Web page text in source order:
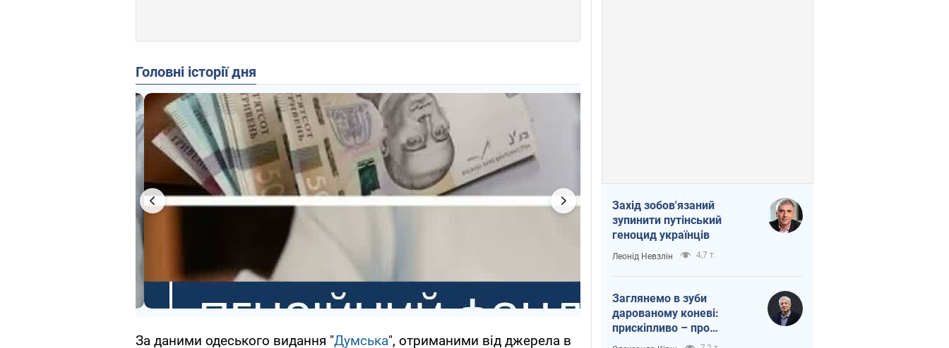
Головні історії дня
За даними одеського видання "Думська", отриманими від джерела в
Захід зобов'язаний
зупинити путінський
геноцид українців
Леонід Невзлін 4,7 т.
Заглянемо в зуби
дарованому коневі:
прискіпливо – про
допомогу Україні